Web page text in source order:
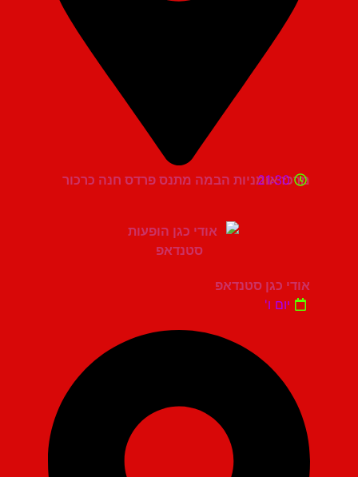
מרכז אומניות הבמה מתנס פרדס חנה כרכור
21:30
אודי כגן סטנדאפ
יום ו'